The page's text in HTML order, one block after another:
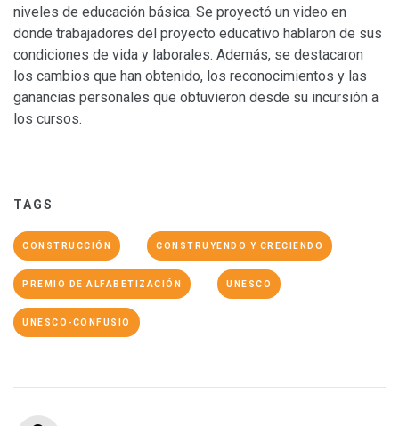
niveles de educación básica. Se proyectó un video en
donde trabajadores del proyecto educativo hablaron de sus
condiciones de vida y laborales. Además, se destacaron
los cambios que han obtenido, los reconocimientos y las
ganancias personales que obtuvieron desde su incursión a
los cursos.
TAGS
CONSTRUCCIÓN CONSTRUYENDO Y CRECIENDO
PREMIO DE ALFABETIZACIÓN UNESCO
UNESCO-CONFUSIO